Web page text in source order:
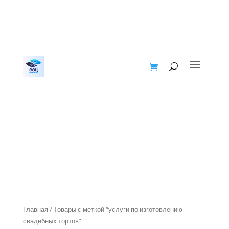
Главная / Товары с меткой “услуги по изготовлению
свадебных тортов”